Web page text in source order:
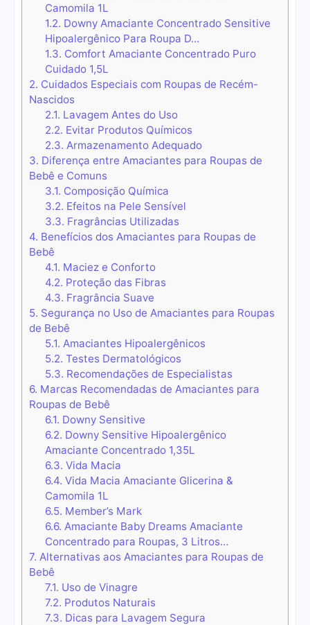
Camomila 1L
1.2. Downy Amaciante Concentrado Sensitive
Hipoalergênico Para Roupa D…
1.3. Comfort Amaciante Concentrado Puro
Cuidado 1,5L
2. Cuidados Especiais com Roupas de Recém-
Nascidos
2.1. Lavagem Antes do Uso
2.2. Evitar Produtos Químicos
2.3. Armazenamento Adequado
3. Diferença entre Amaciantes para Roupas de
Bebê e Comuns
3.1. Composição Química
3.2. Efeitos na Pele Sensível
3.3. Fragrâncias Utilizadas
4. Benefícios dos Amaciantes para Roupas de
Bebê
4.1. Maciez e Conforto
4.2. Proteção das Fibras
4.3. Fragrância Suave
5. Segurança no Uso de Amaciantes para Roupas
de Bebê
5.1. Amaciantes Hipoalergênicos
5.2. Testes Dermatológicos
5.3. Recomendações de Especialistas
6. Marcas Recomendadas de Amaciantes para
Roupas de Bebê
6.1. Downy Sensitive
6.2. Downy Sensitive Hipoalergênico
Amaciante Concentrado 1,35L
6.3. Vida Macia
6.4. Vida Macia Amaciante Glicerina &
Camomila 1L
6.5. Member’s Mark
6.6. Amaciante Baby Dreams Amaciante
Concentrado para Roupas, 3 Litros…
7. Alternativas aos Amaciantes para Roupas de
Bebê
7.1. Uso de Vinagre
7.2. Produtos Naturais
7.3. Dicas para Lavagem Segura